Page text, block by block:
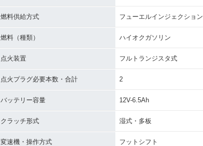
燃料供給方式 フューエルインジェクション
燃料（種類） ハイオクガソリン
点火装置 フルトランジスタ式
点火プラグ必要本数・合計 2
バッテリー容量 12V-6.5Ah
クラッチ形式 湿式・多板
変速機・操作方式 フットシフト